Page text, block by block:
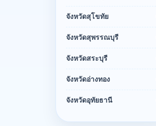
จังหวัดสุโขทัย
จังหวัดสุพรรณบุรี
จังหวัดสระบุรี
จังหวัดอ่างทอง
จังหวัดอุทัยธานี